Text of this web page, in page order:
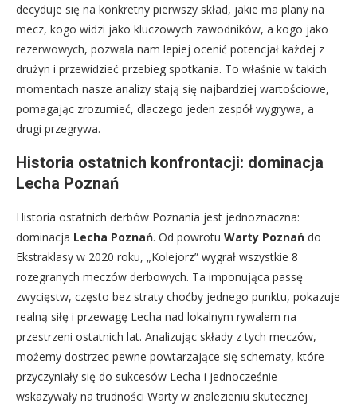
decyduje się na konkretny pierwszy skład, jakie ma plany na
mecz, kogo widzi jako kluczowych zawodników, a kogo jako
rezerwowych, pozwala nam lepiej ocenić potencjał każdej z
drużyn i przewidzieć przebieg spotkania. To właśnie w takich
momentach nasze analizy stają się najbardziej wartościowe,
pomagając zrozumieć, dlaczego jeden zespół wygrywa, a
drugi przegrywa.
Historia ostatnich konfrontacji: dominacja
Lecha Poznań
Historia ostatnich derbów Poznania jest jednoznaczna:
dominacja Lecha Poznań. Od powrotu Warty Poznań do
Ekstraklasy w 2020 roku, „Kolejorz” wygrał wszystkie 8
rozegranych meczów derbowych. Ta imponująca passę
zwycięstw, często bez straty choćby jednego punktu, pokazuje
realną siłę i przewagę Lecha nad lokalnym rywalem na
przestrzeni ostatnich lat. Analizując składy z tych meczów,
możemy dostrzec pewne powtarzające się schematy, które
przyczyniały się do sukcesów Lecha i jednocześnie
wskazywały na trudności Warty w znalezieniu skutecznej